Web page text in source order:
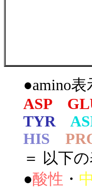
●amino表
ASP
TYR
HIS
＝ 以下
●酸性 ・